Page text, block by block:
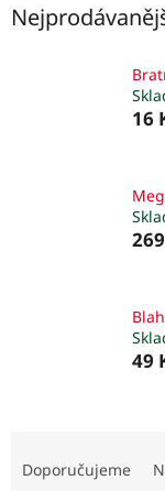
16
49
Doporučujeme